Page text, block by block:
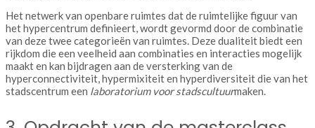
Het netwerk van openbare ruimtes dat de ruimtelijke figuur van
het hypercentrum definieert, wordt gevormd door de combinatie
van deze twee categorieën van ruimtes. Deze dualiteit biedt een
rijkdom die een veelheid aan combinaties en interacties mogelijk
maakt en kan bijdragen aan de versterking van de
hyperconnectiviteit, hypermixiteit en hyperdiversiteit die van het
stadscentrum een laboratorium voor stadscultuurmaken.